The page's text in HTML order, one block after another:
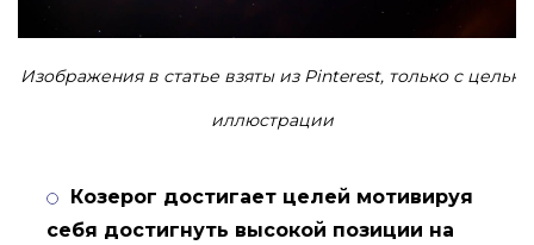
Изображения в статье взяты из Pinterest, только с целью
иллюстрации
Козерог достигает целей мотивируя
себя достигнуть высокой позиции на